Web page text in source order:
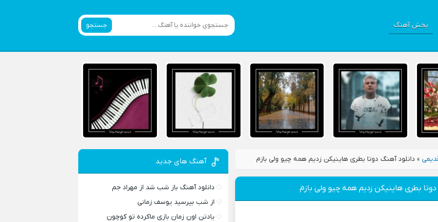
پخش آهنگ جستجو
» دانلود آهنگ دوتا بطری هاینیکن زدیم همه چیو ولی بازم
دوتا بطری هاینیکن زدیم همه چیو ولی بازم
آهنگ های جدید
دانلود آهنگ باز شب شد از مهراد جم
از شب بپرسید یوسف زمانی
یادتن اون زمان بازی ماکرده تو کوچون